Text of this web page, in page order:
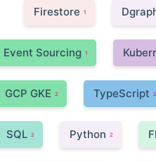
Firestore 1
Event Sourcing 1
GCP GKE 2 TypeScript 2
SQL 2 Python 2